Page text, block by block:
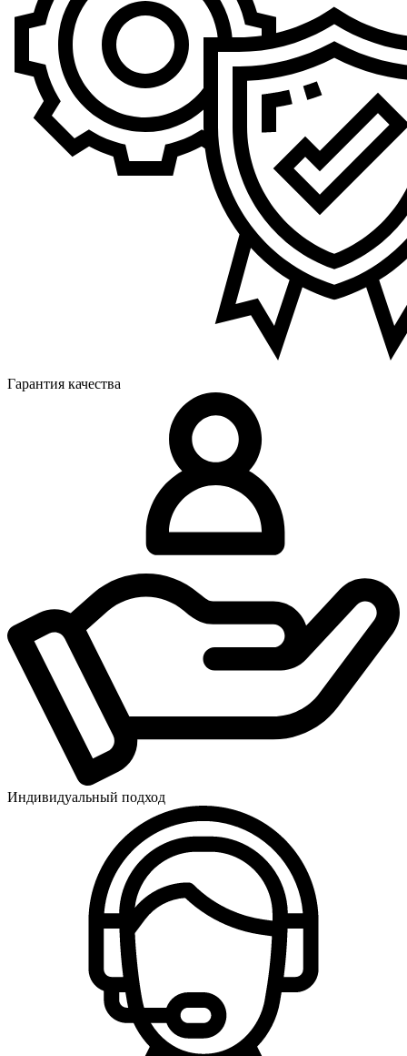
Гарантия качества
Индивидуальный подход